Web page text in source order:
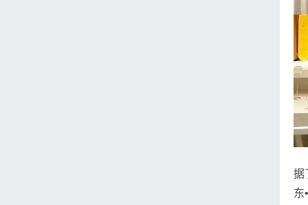
据
东